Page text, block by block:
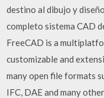
destino al dibujo y
completo sistema CAD
FreeCAD is a
customizable and
many open file formats
IFC, DAE and many